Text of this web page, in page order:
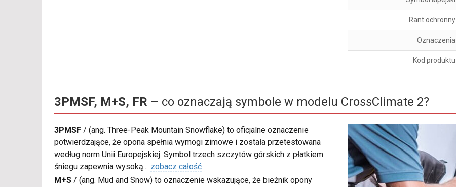
Rant ochronny
Oznaczenia
Kod produktu
3PMSF, M+S, FR – co oznaczają symbole w modelu CrossClimate 2?
3PMSF / (ang. Three-Peak Mountain Snowflake) to oficjalne oznaczenie
potwierdzające, że opona spełnia wymogi zimowe i została przetestowana
według norm Unii Europejskiej. Symbol trzech szczytów górskich z płatkiem
śniegu zapewnia wysoką... zobacz całość
M+S / (ang. Mud and Snow) to oznaczenie wskazujące, że bieżnik opony